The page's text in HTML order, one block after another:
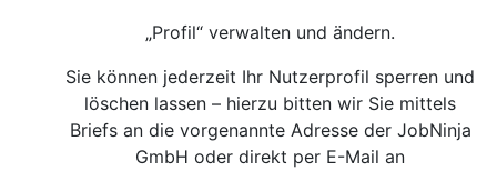
„Profil“ verwalten und ändern.
Sie können jederzeit Ihr Nutzerprofil sperren und
löschen lassen – hierzu bitten wir Sie mittels
Briefs an die vorgenannte Adresse der JobNinja
GmbH oder direkt per E-Mail an